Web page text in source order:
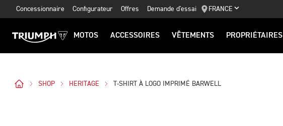
Concessionnaire Configurateur Offres Demande d'essai FRANCE
MOTOS ACCESSOIRES VÊTEMENTS PROPRIÉTAIRES
SHOP HERITAGE T-SHIRT À LOGO IMPRIMÉ BARWELL